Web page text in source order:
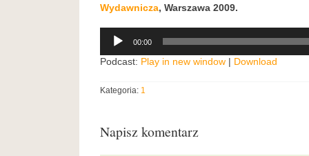
Wydawnicza, Warszawa 2009.
Odtwarzacz
plików
dźwiękowych
00:00
Podcast: Play in new window Download
Kategoria: 1
Napisz komentarz